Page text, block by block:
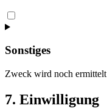
Consent
to
tinymce
Sonstiges
Zweck wird noch ermittelt
Consent
to
7. Einwilligung